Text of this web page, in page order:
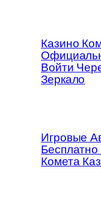
Казино
Войти
Зеркало
Игровые
Бесплатно
Комета